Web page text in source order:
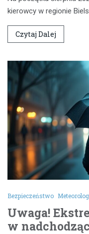
kierowcy w regionie
Czytaj Dalej
Bezpieczeństwo
Uwaga!
w